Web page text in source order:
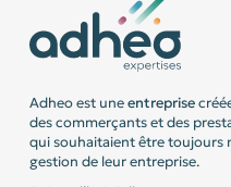
Adheo est uneentreprise
des commerçants et des
qui souhaitaient être toujours
gestion de leur entreprise.